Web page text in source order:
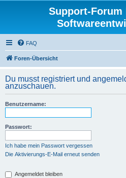
Support-Forum
FAQ
Foren-Übersicht
Du musst registriert und
anzuschauen.
Benutzername:
Passwort:
Ich habe mein Passwort vergessen
Die Aktivierungs-E-Mail erneut senden
Angemeldet bleiben